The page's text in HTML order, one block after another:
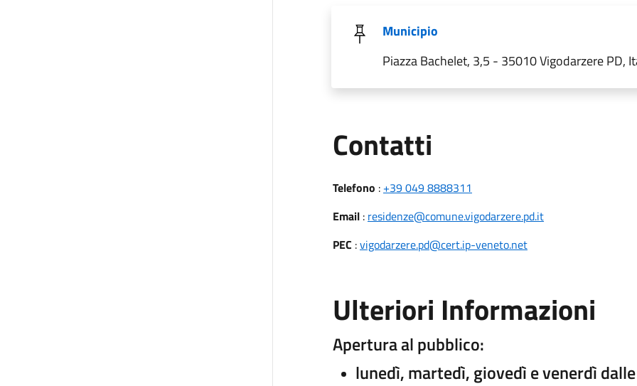
Municipio
Piazza Bachelet, 3,5 - 35010 Vigodarzere PD,
Contatti
Telefono : +39 049 8888311
Email: residenze@comune.vigodarzere.pd.it
PEC :vigodarzere.pd@cert.ip-veneto.net
Ulteriori Informazioni
Apertura al pubblico:
lunedì, martedì, giovedì e venerdì